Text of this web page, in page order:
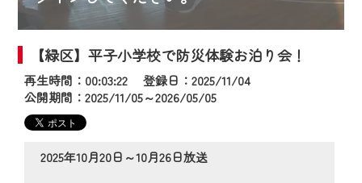
【緑区】平子小学校で防災体験お泊り会！
再生時間：00:03:22 登録日：2025/11/04
公開期間：2025/11/05～2026/05/05
2025年10月20日～10月26日放送
動画配信サービス『CCNet Web TV』は2024
年9月24日からリニューアルします！
【変更点】
◆デザイン変更により、お住まいの地域
の動画コンテンツが一目瞭然。
◆当社アプリやＰＣブラウザから、いつ
でも・どこでも・外出先でも！